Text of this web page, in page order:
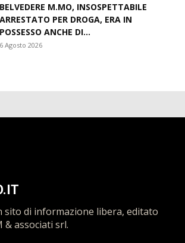
BELVEDERE M.MO, INSOSPETTABILE
ARRESTATO PER DROGA, ERA IN
POSSESSO ANCHE DI...
6 Agosto 2026
sito di informazione libera, editato
& associati srl.